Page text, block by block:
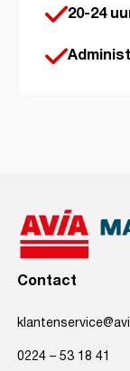
20-24
Contact
0224 – 53 18 41